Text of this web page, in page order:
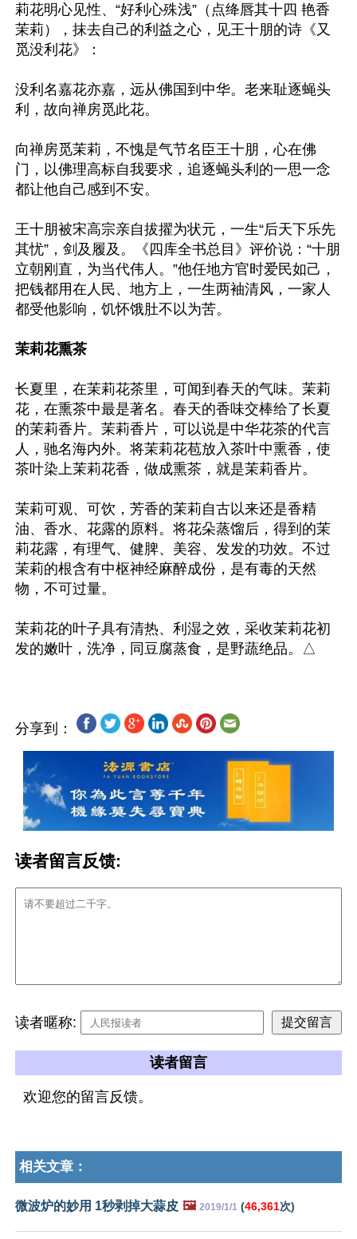
莉花明心见性、“好利心殊浅”（点绛唇其十四 艳香
茉莉），抹去自己的利益之心，见王十朋的诗《又
觅没利花》：
没利名嘉花亦嘉，远从佛国到中华。老来耻逐蝇头
利，故向禅房觅此花。
向禅房觅茉莉，不愧是气节名臣王十朋，心在佛
门，以佛理高标自我要求，追逐蝇头利的一思一念
都让他自己感到不安。
王十朋被宋高宗亲自拔擢为状元，一生“后天下乐先
其忧”，剑及履及。《四库全书总目》评价说：“十朋
立朝刚直，为当代伟人。”他任地方官时爱民如己，
把钱都用在人民、地方上，一生两袖清风，一家人
都受他影响，饥怀饿肚不以为苦。
茉莉花熏茶
长夏里，在茉莉花茶里，可闻到春天的气味。茉莉
花，在熏茶中最是著名。春天的香味交棒给了长夏
的茉莉香片。茉莉香片，可以说是中华花茶的代言
人，驰名海内外。将茉莉花苞放入茶叶中熏香，使
茶叶染上茉莉花香，做成熏茶，就是茉莉香片。
茉莉可观、可饮，芳香的茉莉自古以来还是香精
油、香水、花露的原料。将花朵蒸馏后，得到的茉
莉花露，有理气、健脾、美容、发发的功效。不过
茉莉的根含有中枢神经麻醉成份，是有毒的天然
物，不可过量。
茉莉花的叶子具有清热、利湿之效，采收茉莉花初
分享到：
读者留言反馈:
读者暱称:
读者留言
欢迎您的留言反馈。
相关文章：
微波炉的妙用 1秒剥掉大蒜皮 🖼️ 2019/1/1 (46,361次)